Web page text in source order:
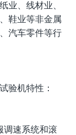
业、线材业、
鞋业等非金属
汽车零件等行
机特性：
速系统和滚